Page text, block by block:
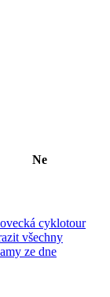
Ne
cyklotour
všechny
ze dne